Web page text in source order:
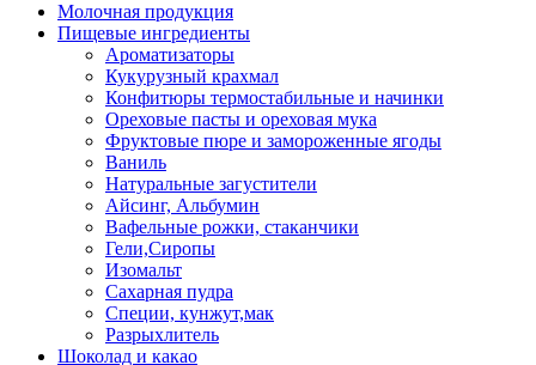
Молочная продукция
Пищевые ингредиенты
Ароматизаторы
Кукурузный крахмал
Конфитюры термостабильные и начинки
Ореховые пасты и ореховая мука
Фруктовые пюре и замороженные ягоды
Ваниль
Натуральные загустители
Айсинг, Альбумин
Вафельные рожки, стаканчики
Гели,Сиропы
Изомальт
Сахарная пудра
Специи, кунжут,мак
Разрыхлитель
Шоколад и какао